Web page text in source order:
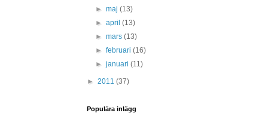
►maj(13)
►april(13)
►mars(13)
►februari(16)
►januari(11)
► 2011 (37)
Populära inlägg